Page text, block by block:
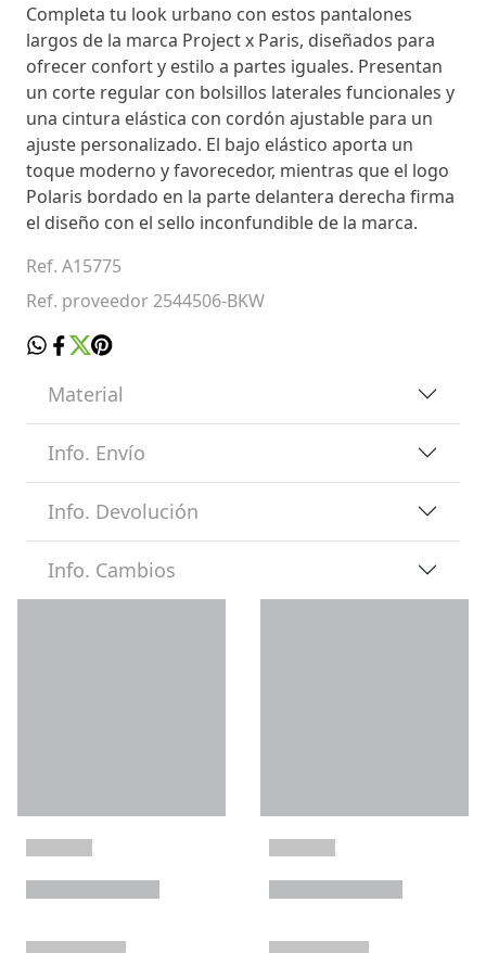
Completa tu look urbano con estos pantalones
largos de la marca Project x Paris, diseñados para
ofrecer confort y estilo a partes iguales. Presentan
un corte regular con bolsillos laterales funcionales y
una cintura elástica con cordón ajustable para un
ajuste personalizado. El bajo elástico aporta un
toque moderno y favorecedor, mientras que el logo
Polaris bordado en la parte delantera derecha firma
el diseño con el sello inconfundible de la marca.
Ref. A15775
Ref. proveedor 2544506-BKW
Material
Info. Envío
Info. Devolución
Info. Cambios